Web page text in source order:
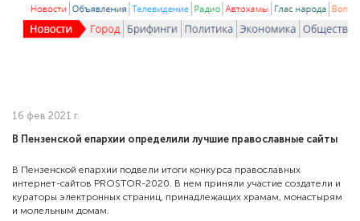
16 фев 2021 г.
В Пензенской епархии определили лучшие православные сайты
В Пензенской епархии подвели итоги конкурса православных
интернет-сайтов PROSTOR-2020. В нем приняли участие создатели и
кураторы электронных страниц, принадлежащих храмам, монастырям
и молельным домам.